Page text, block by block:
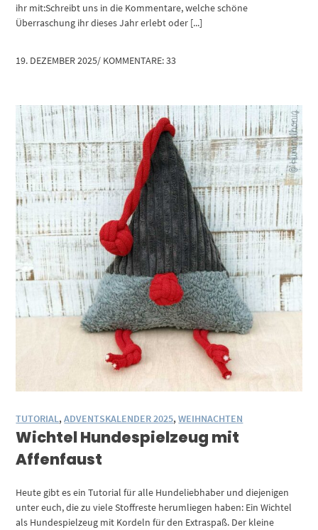
ihr mit:Schreibt uns in die Kommentare, welche schöne
Überraschung ihr dieses Jahr erlebt oder [...]
19. DEZEMBER 2025/ KOMMENTARE: 33
TUTORIAL,ADVENTSKALENDER 2025,WEIHNACHTEN
Wichtel Hundespielzeug mit
Affenfaust
Heute gibt es ein Tutorial für alle Hundeliebhaber und diejenigen
unter euch, die zu viele Stoffreste herumliegen haben: Ein Wichtel
als Hundespielzeug mit Kordeln für den Extraspaß. Der kleine